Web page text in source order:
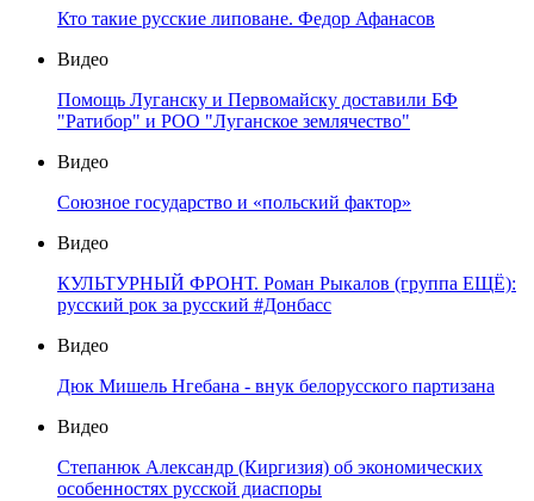
Кто такие русские липоване. Федор Афанасов
Видео
Помощь Луганску и Первомайску доставили БФ
"Ратибор" и РОО "Луганское землячество"
Видео
Союзное государство и «польский фактор»
Видео
КУЛЬТУРНЫЙ ФРОНТ. Роман Рыкалов (группа ЕЩЁ):
русский рок за русский #Донбасс
Видео
Дюк Мишель Нгебана - внук белорусского партизана
Видео
Степанюк Александр (Киргизия) об экономических
особенностях русской диаспоры